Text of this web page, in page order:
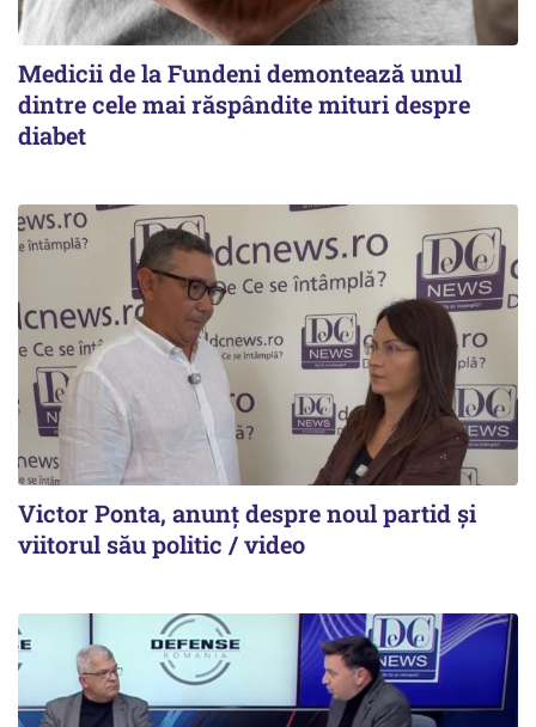
Medicii de la Fundeni demontează unul
dintre cele mai răspândite mituri despre
diabet
Victor Ponta, anunț despre noul partid și
viitorul său politic / video